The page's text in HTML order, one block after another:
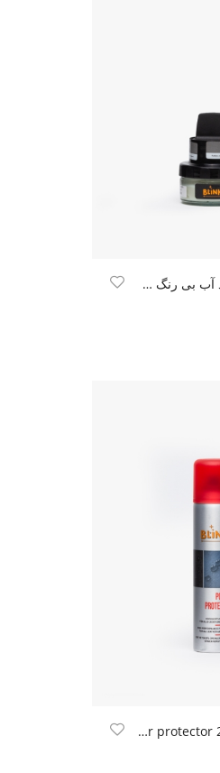
روغن براق کننده و ضد آب بی رنگ Blink ultra wax
اسپری ضد آب Blink power protector 250 ml